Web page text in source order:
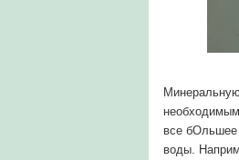
все бОльшее
воды.